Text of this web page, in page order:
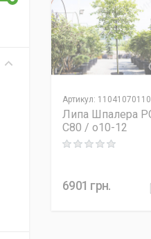
Артикул:
Липа Шпалера
C80 / o10-12
Rating: 0 out of 5
6901 грн.